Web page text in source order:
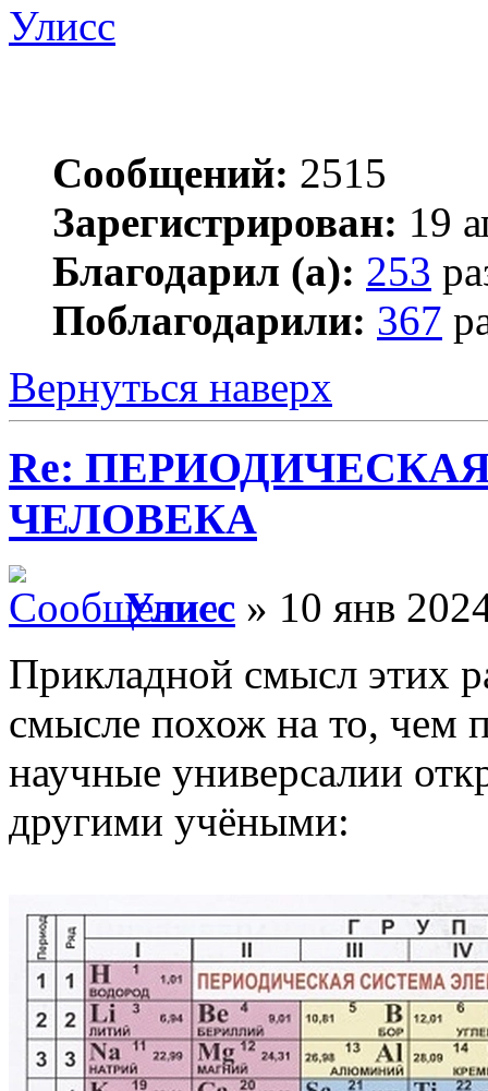
Улисс
Сообщений: 2515
Зарегистрирован: 19
Благодарил (а): 253
Поблагодарили: 367
Вернуться наверх
Re:
ЧЕЛОВЕКА
Улисс » 10 янв
Прикладной смысл этих
смысле похож на то, чем
научные универсалии
другими учёными: